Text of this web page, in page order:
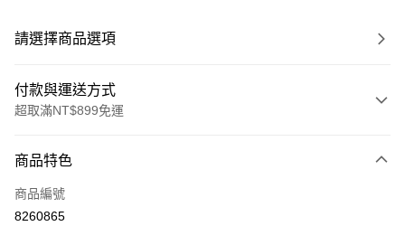
請選擇商品選項
付款與運送方式
超取滿NT$899免運
信用卡一次付款
超商取貨付款
商品特色
商品編號
8260865